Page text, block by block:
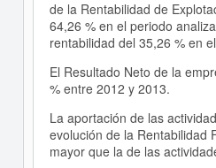
de la Rentabilidad de
64,26 % en el periodo
rentabilidad del 35,26 % en
El Resultado Neto de la
% entre 2012 y 2013.
La aportación de las
evolución de la Rentabilidad
mayor que la de las